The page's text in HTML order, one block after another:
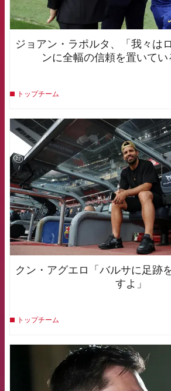
ジョアン・ラポルタ、「我々は
ンに全幅の信頼を置いて
トップチーム
FCB
クン・アグエロ「バルサに足跡
すよ」
トップチーム
FCB